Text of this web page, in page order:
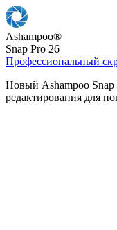
Ashampoo®
Snap Pro 26
Профессиональный
Новый Ashampoo
редактирования для